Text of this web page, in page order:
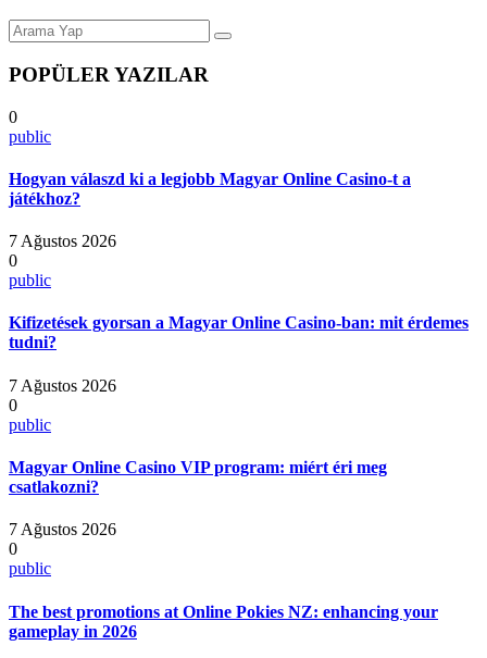
POPÜLER YAZILAR
0
public
Hogyan válaszd ki a legjobb Magyar Online Casino-t a
játékhoz?
7 Ağustos 2026
0
public
Kifizetések gyorsan a Magyar Online Casino-ban: mit érdemes
tudni?
7 Ağustos 2026
0
public
Magyar Online Casino VIP program: miért éri meg
csatlakozni?
7 Ağustos 2026
0
public
The best promotions at Online Pokies NZ: enhancing your
gameplay in 2026